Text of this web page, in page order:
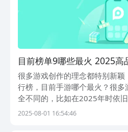
目前榜单9哪些最火 2025高
before_1
很多游戏创作的理念都特别新
行榜，目前手游哪个最火？很
全不同的，比如在2025年时依
线，可能在玩家体验的过程中，
2025-08-01 16:54:46